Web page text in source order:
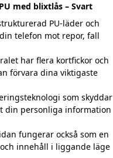
med blixtlås – Svart
PU-läder och
telefon mot repor, fall
har flera kortfickor och
förvara dina viktigaste
som skyddar
din personliga information
fungerar också som en
innehåll i liggande läge